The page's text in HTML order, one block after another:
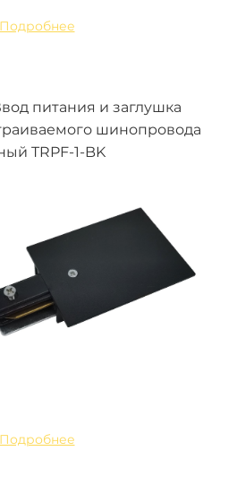
Подробнее
питания и заглушка
шинопровода
TRPF-1-BK
Подробнее